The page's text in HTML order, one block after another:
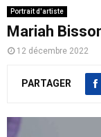
Portrait d'artiste
Mariah
12 décembre 2022
PARTAGER